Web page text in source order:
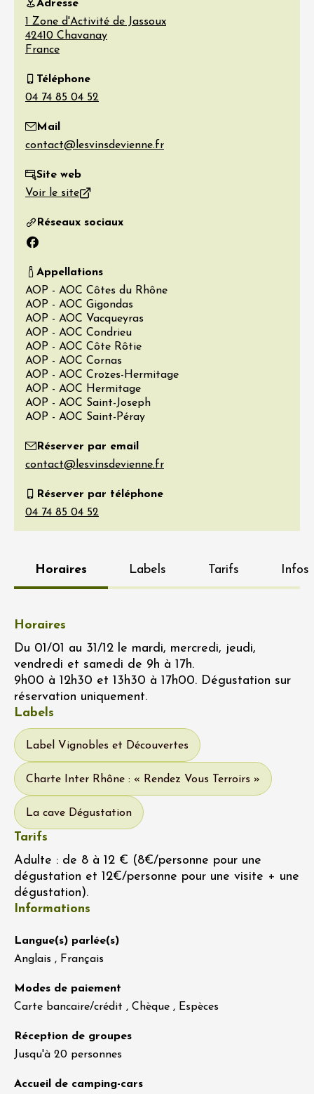
Adresse
1 Zone d'Activité de Jassoux
42410 Chavanay
France
Téléphone
Mail
Site web
Voir le site
Réseaux sociaux
Facebook
Appellations
AOP - AOC Côtes du Rhône
AOP - AOC Gigondas
AOP - AOC Vacqueyras
AOP - AOC Condrieu
AOP - AOC Côte Rôtie
AOP - AOC Cornas
AOP - AOC Crozes-Hermitage
AOP - AOC Hermitage
AOP - AOC Saint-Joseph
AOP - AOC Saint-Péray
Réserver par email
Réserver par téléphone
Horaires Labels Tarifs Infos
Horaires
Du 01/01 au 31/12 le mardi, mercredi, jeudi,
vendredi et samedi de 9h à 17h.
9h00 à 12h30 et 13h30 à 17h00. Dégustation sur
réservation uniquement.
Labels
Label Vignobles et Découvertes
Charte Inter Rhône : « Rendez Vous Terroirs »
La cave Dégustation
Tarifs
Adulte : de 8 à 12 € (8€/personne pour une
dégustation et 12€/personne pour une visite + une
dégustation).
Informations
Langue(s) parlée(s)
Anglais , Français
Modes de paiement
Carte bancaire/crédit , Chèque , Espèces
Réception de groupes
Jusqu'à 20 personnes
Accueil de camping-cars